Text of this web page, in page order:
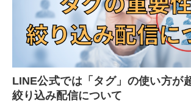
LINE公式では「タグ」の使い方が
絞り込み配信について